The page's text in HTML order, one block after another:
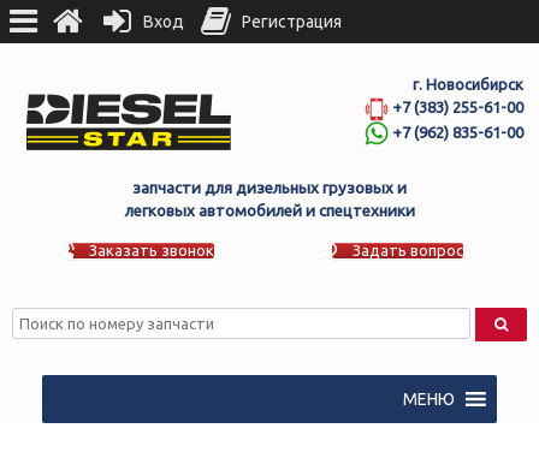
г. Новосибирск
+7 (383) 255-61-00
+7 (962) 835-61-00
запчасти для дизельных грузовых и
легковых автомобилей и спецтехники
Заказать звонок Задать вопрос
МЕНЮ
Вход Регистрация